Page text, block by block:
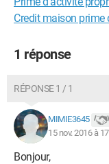
Credit maison prime
1 réponse
RÉPONSE 1 / 1
MIMIE3645
15 nov. 2016 à
Bonjour,